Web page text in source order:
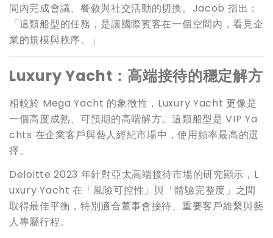
間內完成會議、餐敘與社交活動的切換。Jacob 指出：
「這類船型的任務，是讓國際賓客在一個空間內，看見企
業的規模與秩序。」
Luxury Yacht ：高端接待的穩定解方
相較於 Mega Yacht 的象徵性，Luxury Yacht 更像是
一個高度成熟、可預期的高端解方。這類船型是 VIP Ya
chts 在企業客戶與藝人經紀市場中，使用頻率最高的選
擇。
Deloitte 2023 年針對亞太高端接待市場的研究顯示，L
uxury Yacht 在「風險可控性」與「體驗完整度」之間
取得最佳平衡，特別適合董事會接待、重要客戶維繫與藝
人專屬行程。